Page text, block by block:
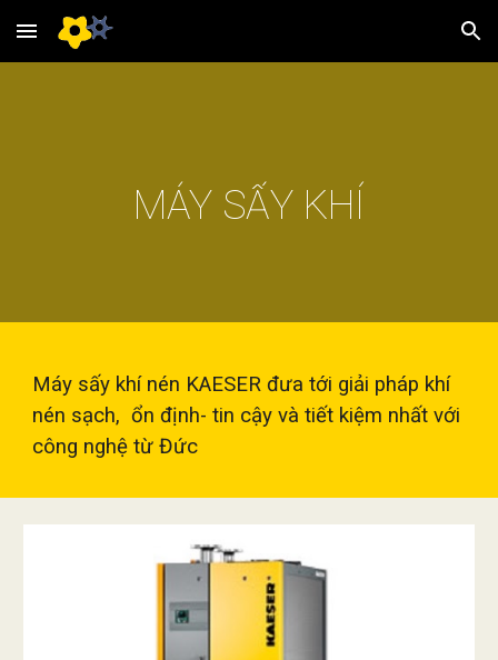
Skip to main content Skip to navigation
MÁY SẤY KHÍ
Máy sấy khí nén KAESER đưa tới giải pháp khí
nén sạch, ổn định- tin cậy và tiết kiệm nhất với
công nghệ từ Đức